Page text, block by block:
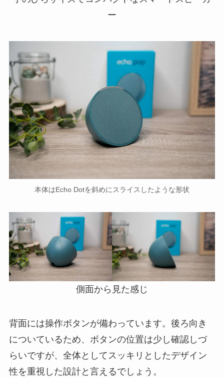
ー
本体はEcho Dotを斜めにスライスしたような形状
側面から見た感じ
背面には操作ボタンが備わっています。後ろ向き
についているため、ボタンの位置は少し確認しづ
らいですが、全体としてスッキリとしたデザイン
性を重視した設計と言えるでしょう。